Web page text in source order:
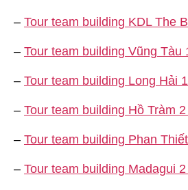
– Tour team building KDL The
– Tour team building Vũng Tàu
– Tour team building Long Hải
– Tour team building Hồ Tràm
– Tour team building Phan
– Tour team building Madagui